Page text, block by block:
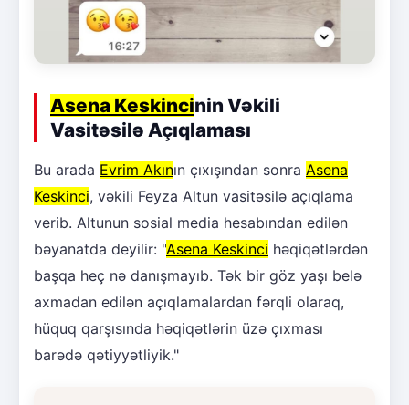
Asena Keskincinin Vəkili
Vasitəsilə Açıqlaması
Bu arada Evrim Akının çıxışından sonra Asena
Keskinci, vəkili Feyza Altun vasitəsilə açıqlama
verib. Altunun sosial media hesabından edilən
bəyanatda deyilir: "Asena Keskinci həqiqətlərdən
başqa heç nə danışmayıb. Tək bir göz yaşı belə
axmadan edilən açıqlamalardan fərqli olaraq,
hüquq qarşısında həqiqətlərin üzə çıxması
barədə qətiyyətliyik."